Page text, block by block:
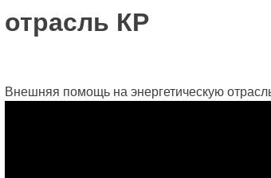
отрасль КР
Внешняя помощь на энергетическую